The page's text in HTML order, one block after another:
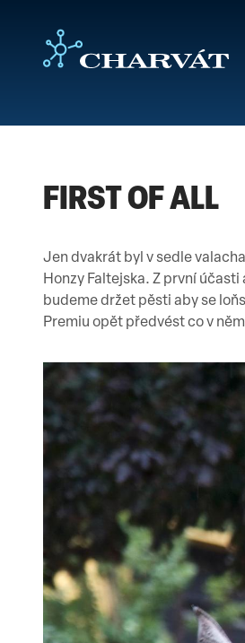
FIRST OF ALL
Jen dvakrát byl v sedle
Honzy Faltejska. Z první
budeme držet pěsti aby se
Premiu opět předvést co v